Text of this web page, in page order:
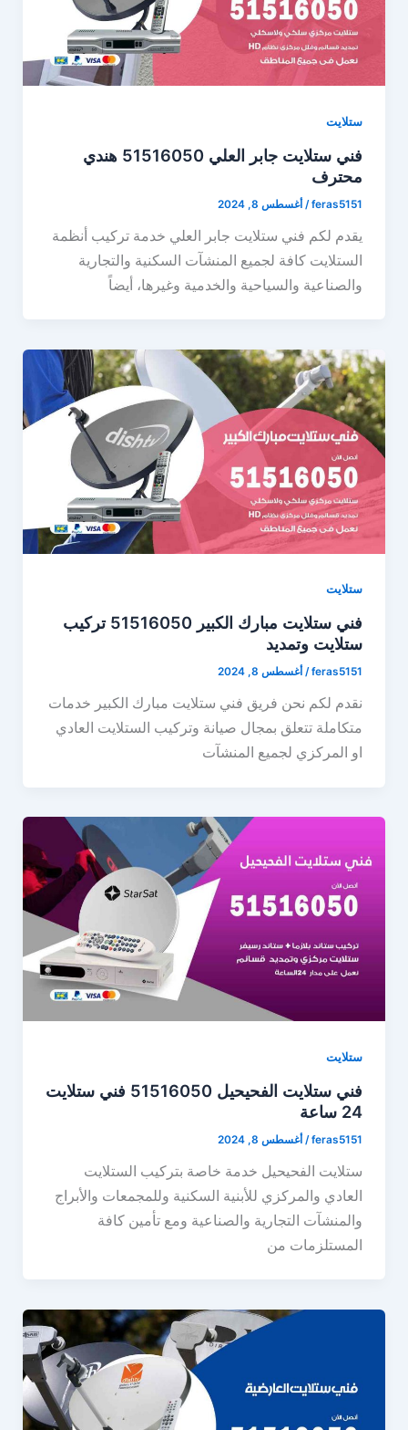
ستلايت
فني ستلايت جابر العلي 51516050 هندي
محترف
feras5151
/ أغسطس 8, 2024
يقدم لكم فني ستلايت جابر العلي خدمة تركيب أنظمة
الستلايت كافة لجميع المنشآت السكنية والتجارية
والصناعية والسياحية والخدمية وغيرها، أيضاً
ستلايت
فني ستلايت مبارك الكبير 51516050 تركيب
ستلايت وتمديد
feras5151
/ أغسطس 8, 2024
نقدم لكم نحن فريق فني ستلايت مبارك الكبير خدمات
متكاملة تتعلق بمجال صيانة وتركيب الستلايت العادي
او المركزي لجميع المنشآت
ستلايت
فني ستلايت الفحيحيل 51516050 فني ستلايت
24 ساعة
feras5151
/ أغسطس 8, 2024
ستلايت الفحيحيل خدمة خاصة بتركيب الستلايت
العادي والمركزي للأبنية السكنية وللمجمعات والأبراج
والمنشآت التجارية والصناعية ومع تأمين كافة
المستلزمات من